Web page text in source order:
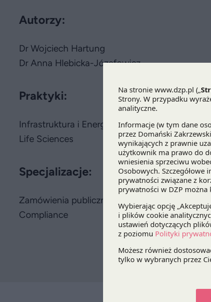
Autorzy:
Dr Wojciech Hartung
Dr Anna Hlebicka-Józefowicz
Praktyki:
Infrastruktura i Energetyka
Life Sciences
Specjalizacje:
Zamówienia publiczne
Compliance